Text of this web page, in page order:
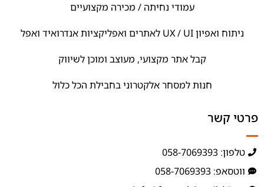
עמודי נחיתה / מכירה מקצועיים
ניתוח ואפיון UX / UI לאתרים ואפליקציות אנדרואיד ואפל
קבל אתר מקצועי, מעוצב ומוכן לשיווק
חנות למסחר אלקטרוני בחבילת הכל כלול
פרטי קשר
טלפון: 058-7069393
ווטסאפ: 058-7069393